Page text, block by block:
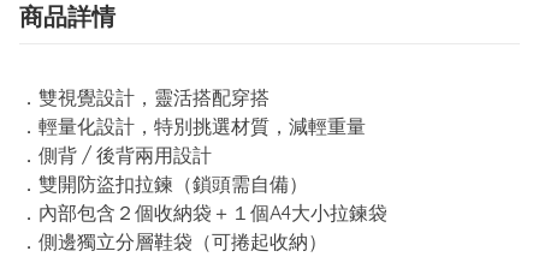
商品詳情
．雙視覺設計，靈活搭配穿搭
．輕量化設計，特別挑選材質，減輕重量
．側背 / 後背兩用設計
．雙開防盜扣拉鍊（鎖頭需自備）
．內部包含２個收納袋＋１個A4大小拉鍊袋
．側邊獨立分層鞋袋（可捲起收納）